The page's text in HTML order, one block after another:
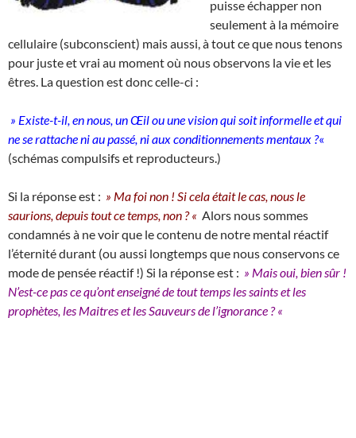
puisse échapper non
seulement à la mémoire
cellulaire (subconscient) mais aussi, à tout ce que nous tenons
pour juste et vrai au moment où nous observons la vie et les
êtres. La question est donc celle-ci :
» Existe-t-il, en nous, un Œil ou une vision qui soit informelle et qui
ne se rattache ni au passé, ni aux conditionnements mentaux ?«
(schémas compulsifs et reproducteurs.)
Si la réponse est : » Ma foi non ! Si cela était le cas, nous le
saurions, depuis tout ce temps, non ? « Alors nous sommes
condamnés à ne voir que le contenu de notre mental réactif
l’éternité durant (ou aussi longtemps que nous conservons ce
mode de pensée réactif !) Si la réponse est : » Mais oui, bien sûr !
N’est-ce pas ce qu’ont enseigné de tout temps les saints et les
prophètes, les Maitres et les Sauveurs de l’ignorance ? «